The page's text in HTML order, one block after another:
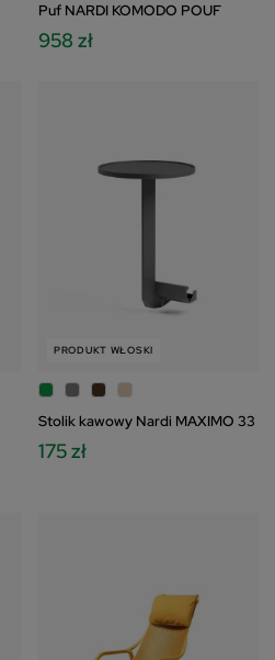
Puf NARDI KOMODO POUF
958 zł
PRODUKT WŁOSKI
Stolik kawowy Nardi MAXIMO 33
175 zł